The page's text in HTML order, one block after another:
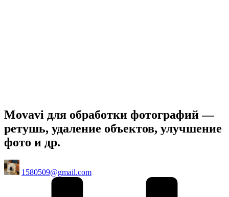
Movavi для обработки фотографий —
ретушь, удаление объектов, улучшение
фото и др.
Posted
by
1580509@gmail.com